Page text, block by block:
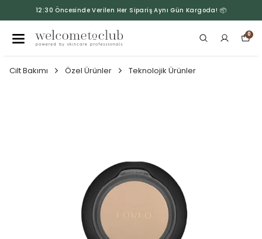
12:30 Öncesinde Verilen Her Sipariş Aynı Gün Kargoda! 📦
0
Cilt Bakımı Özel Ürünler Teknolojik Ürünler